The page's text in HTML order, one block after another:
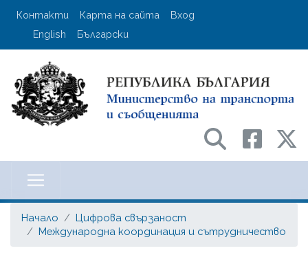
Премини
User account menu
Контакти Карта на сайта
Вход
English
Български
на транспорта
Начало
Цифрова свързаност
Международна координация и сътрудничество